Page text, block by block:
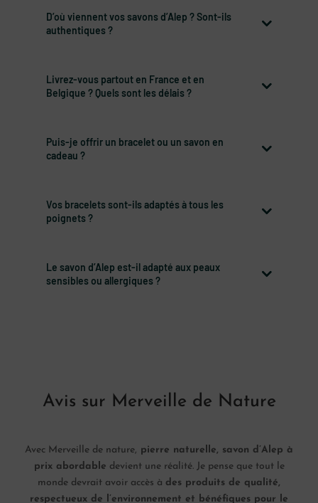
D’où viennent vos savons d’Alep ? Sont-ils
authentiques ?
Livrez-vous partout en France et en
Belgique ? Quels sont les délais ?
Puis-je offrir un bracelet ou un savon en
cadeau ?
Vos bracelets sont-ils adaptés à tous les
poignets ?
Le savon d’Alep est-il adapté aux peaux
sensibles ou allergiques ?
Avis sur Merveille de Nature
Avec Merveille de nature, pierre naturelle, savon d’Alep à
prix abordable devient une réalité. Je pense que tout le
monde devrait avoir accès à des produits de qualité,
respectueux de l’environnement et bénéfiques pour le